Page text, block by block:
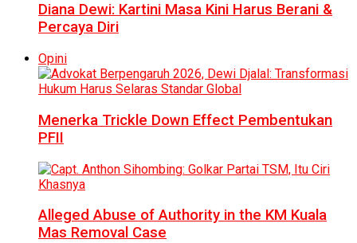
Diana Dewi: Kartini Masa Kini Harus Berani &
Percaya Diri
Opini
Menerka Trickle Down Effect Pembentukan
PFII
Alleged Abuse of Authority in the KM Kuala
Mas Removal Case